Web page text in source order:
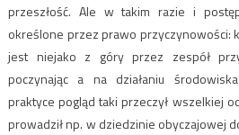
przeszłość. Ale w takim razie i
określone przez prawo przyczynowości:
jest niejako z góry przez zespół
poczynając a na działaniu
praktyce pogląd taki przeczył wszelkiej
prowadził np. w dziedzinie obyczajowej